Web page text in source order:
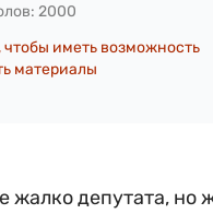
2000
чтобы иметь возможность
материалы
жалко депутата, но